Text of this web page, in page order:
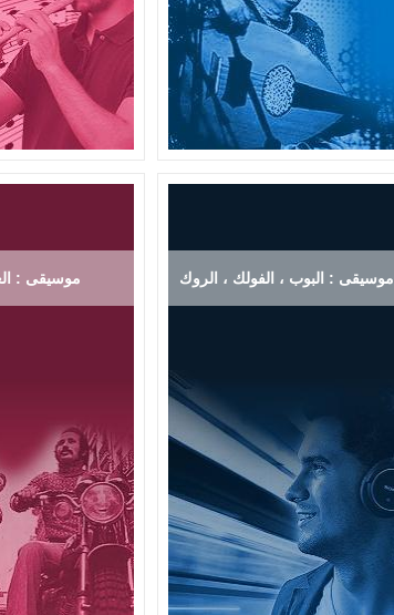
موسيقى : موسيقى : البوب ، الفولك ، الروك